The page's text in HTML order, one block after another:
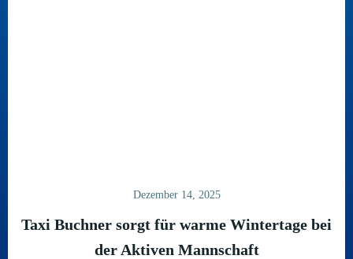
Dezember 14, 2025
Taxi Buchner sorgt für warme Wintertage bei
der Aktiven Mannschaft